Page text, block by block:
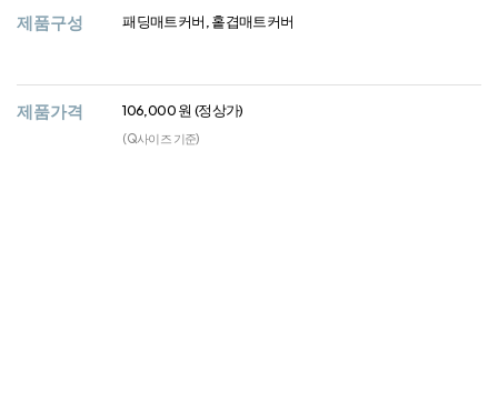
제품구성 패딩매트커버, 홑겹매트커버
제품가격 106,000 원 (정상가)
(Q사이즈 기준)